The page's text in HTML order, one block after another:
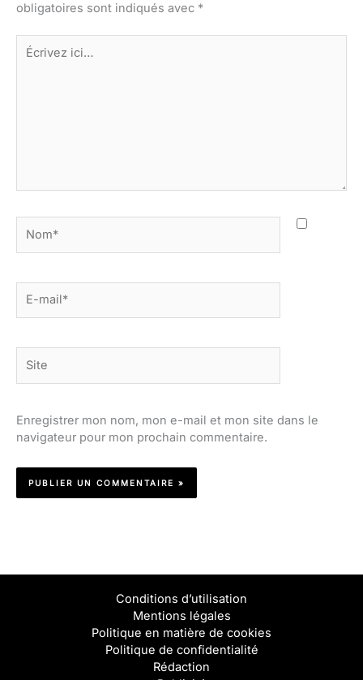
obligatoires sont indiqués avec *
Écrivez
ici…
mail*
Enregistrer mon nom, mon e-mail et mon site dans le
navigateur pour mon prochain commentaire.
Conditions d’utilisation
Mentions légales
Politique en matière de cookies
Politique de confidentialité
Rédaction